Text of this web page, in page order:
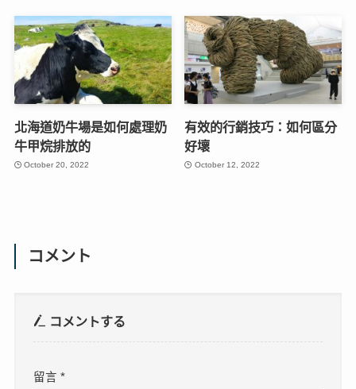
北海道奶牛場是如何處理奶
牛甲烷排放的
October 20, 2022
有效的行銷技巧：如何區分
好壞
October 12, 2022
コメント
コメントする
留言*